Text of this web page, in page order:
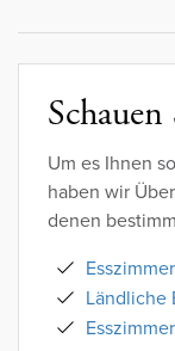
Um es Ihnen
haben wir
denen
Ländliche